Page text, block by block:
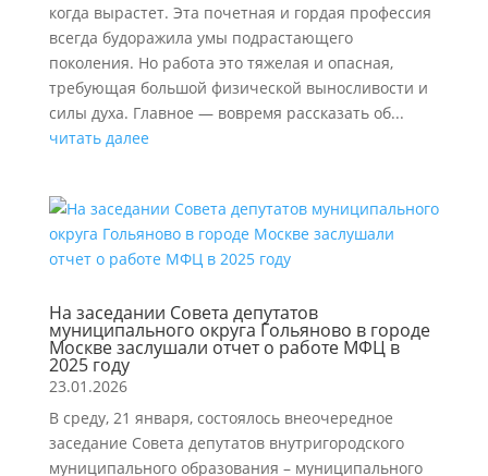
когда вырастет. Эта почетная и гордая профессия
всегда будоражила умы подрастающего
поколения. Но работа это тяжелая и опасная,
требующая большой физической выносливости и
силы духа. Главное — вовремя рассказать об...
читать далее
На заседании Совета депутатов
муниципального округа Гольяново в городе
Москве заслушали отчет о работе МФЦ в
2025 году
23.01.2026
В среду, 21 января, состоялось внеочередное
заседание Совета депутатов внутригородского
муниципального образования – муниципального